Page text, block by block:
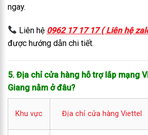
ngay.
Liên hệ 0962 17 17 17 ( Liên hệ
được hướng dẫn chi tiết.
5. Địa chỉ cửa hàng hỗ trợ lắp mạng
Giang nằm ở đâu?
Khu vực Địa chỉ cửa hàng Viettel